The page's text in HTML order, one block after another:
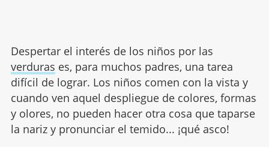
Despertar el interés de los niños por las
verduras es, para muchos padres, una tarea
difícil de lograr. Los niños comen con la vista y
cuando ven aquel despliegue de colores, formas
y olores, no pueden hacer otra cosa que taparse
la nariz y pronunciar el temido... ¡qué asco!